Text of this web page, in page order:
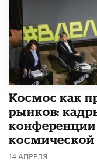
Космос как
рынков:
14 АПРЕЛЯ